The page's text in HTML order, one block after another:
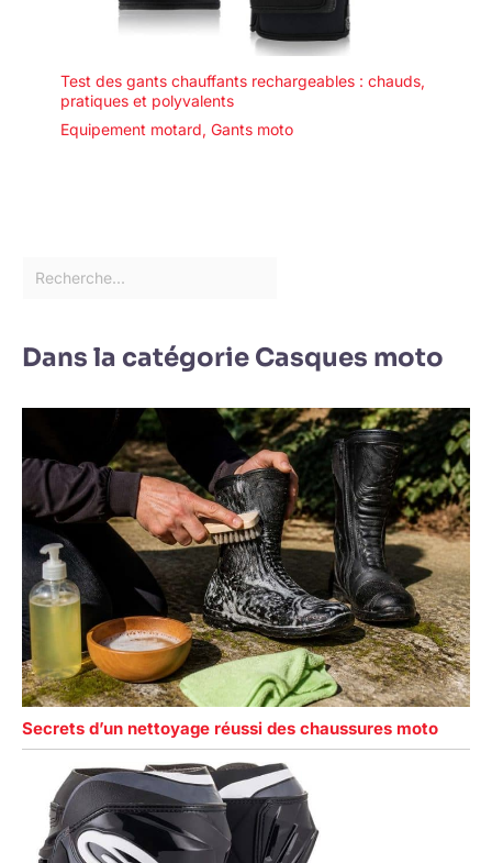
Test des gants chauffants rechargeables : chauds,
pratiques et polyvalents
Equipement motard, Gants moto
Dans la catégorie Casques moto
Secrets d’un nettoyage réussi des chaussures moto